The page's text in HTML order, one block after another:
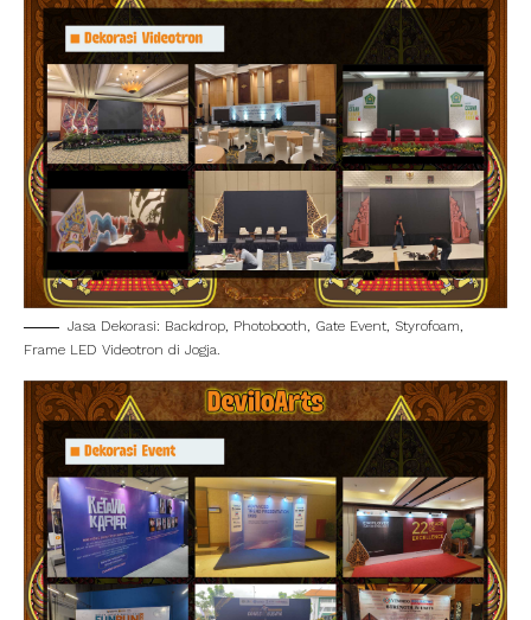
Jasa Dekorasi: Backdrop, Photobooth, Gate Event, Styrofoam,
Frame LED Videotron di Jogja.